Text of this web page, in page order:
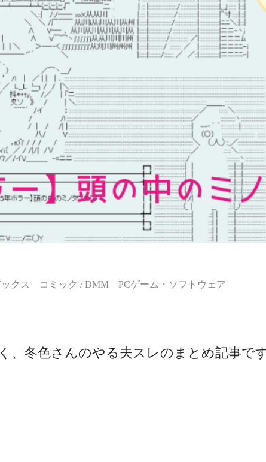
クス コミック / DMM PCゲーム・ソフトウェア
、冬色さんのやる夫スレのまとめ記事で